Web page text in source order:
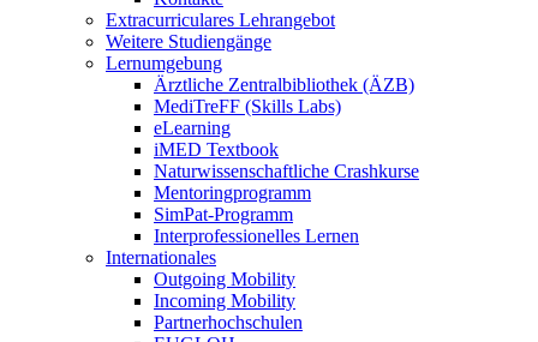
Extracurriculares Lehrangebot
Weitere Studiengänge
Lernumgebung
Ärztliche Zentralbibliothek (ÄZB)
MediTreFF (Skills Labs)
eLearning
iMED Textbook
Naturwissenschaftliche Crashkurse
Mentoringprogramm
SimPat-Programm
Interprofessionelles Lernen
Internationales
Outgoing Mobility
Incoming Mobility
Partnerhochschulen